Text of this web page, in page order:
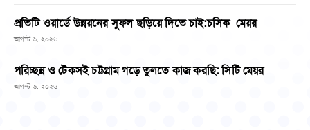
প্রতিটি ওয়ার্ডে উন্নয়নের সুফল ছড়িয়ে দিতে চাই:চসিক মেয়র
আগস্ট ৬, ২০২৬
পরিচ্ছন্ন ও টেকসই চট্টগ্রাম গড়ে তুলতে কাজ করছি: সিটি মেয়র
আগস্ট ৬, ২০২৬